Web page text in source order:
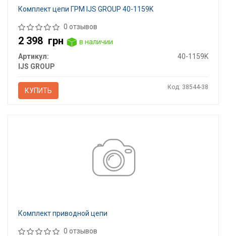
Комплект цепи ГРМ IJS GROUP 40-1159K
0 отзывов
2 398 грн
в наличии
Артикул:
40-1159K
IJS GROUP
КУПИТЬ Код: 38544-38
Комплект приводной цепи
0 отзывов